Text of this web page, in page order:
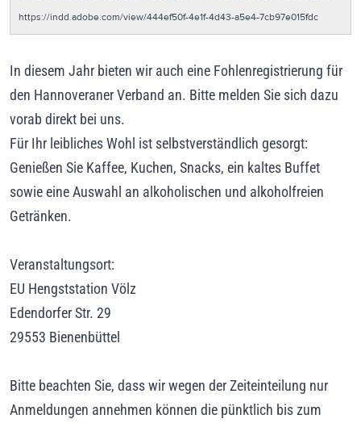
https://indd.adobe.com/view/444ef50f-4e1f-4d43-a5e4-7cb97e015fdc
In diesem Jahr bieten wir auch eine Fohlenregistrierung für
den Hannoveraner Verband an. Bitte melden Sie sich dazu
vorab direkt bei uns.
Für Ihr leibliches Wohl ist selbstverständlich gesorgt:
Genießen Sie Kaffee, Kuchen, Snacks, ein kaltes Buffet
sowie eine Auswahl an alkoholischen und alkoholfreien
Getränken.
Veranstaltungsort:
EU Hengststation Völz
Edendorfer Str. 29
29553 Bienenbüttel
Bitte beachten Sie, dass wir wegen der Zeiteinteilung nur
Anmeldungen annehmen können die pünktlich bis zum